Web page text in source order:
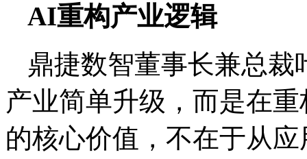
AI重构产业逻辑
鼎捷数智董事长兼总
产业简单升级，而是在
的核心价值，不在于从